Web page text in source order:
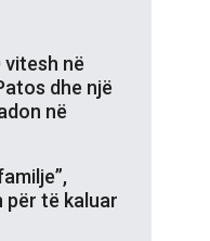
vitesh në
dhe një
në
për të kaluar